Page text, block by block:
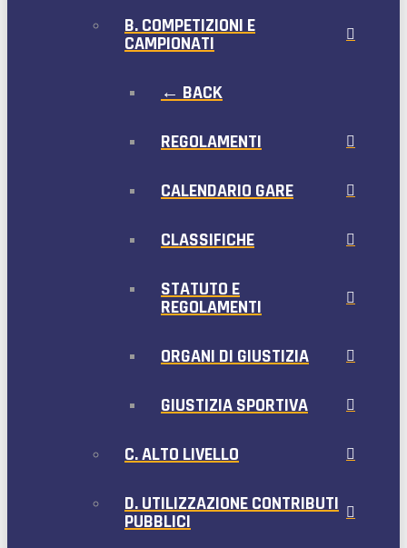
B. COMPETIZIONI E
CAMPIONATI
← BACK
REGOLAMENTI
CALENDARIO GARE
CLASSIFICHE
STATUTO E
REGOLAMENTI
ORGANI DI GIUSTIZIA
GIUSTIZIA SPORTIVA
C. ALTO LIVELLO
D. UTILIZZAZIONE CONTRIBUTI
PUBBLICI